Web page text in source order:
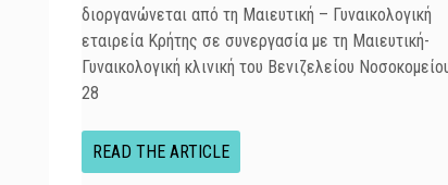
διοργανώνεται από τη Μαιευτική – Γυναικολογική
εταιρεία Κρήτης σε συνεργασία με τη Μαιευτική-
Γυναικολογική κλινική του Βενιζελείου
28
READ THE ARTICLE